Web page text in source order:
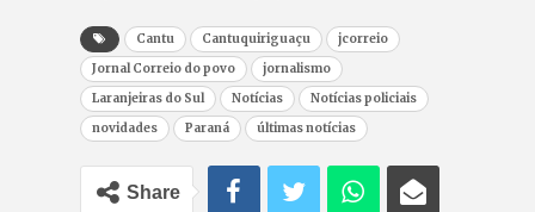
Cantu Cantuquiriguaçu
jcorreio
Jornal Correio do povo
jornalismo
Laranjeiras do Sul
Notícias
Notícias policiais
novidades
Paraná últimas notícias
Share